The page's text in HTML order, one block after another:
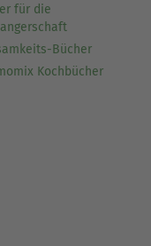
für die
Bücher
Kochbücher